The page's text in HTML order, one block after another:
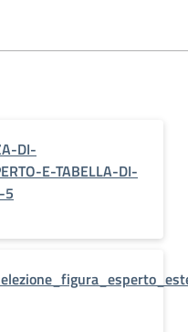
DI-
E-TABELLA-DI-
5